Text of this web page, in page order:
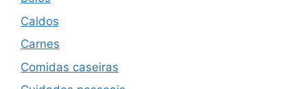
Caldos
Carnes
Comidas caseiras